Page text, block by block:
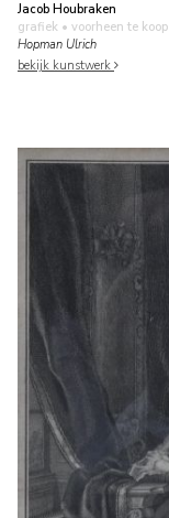
Jacob Houbraken
grafiek • voorheen te koop
Hopman Ulrich
bekijk kunstwerk